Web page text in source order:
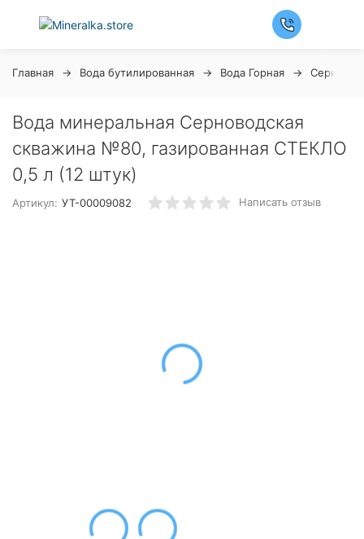
Главная Вода бутилированная Вода Горная
Вода минеральная Серноводская
скважина №80, газированная СТЕКЛО
0,5 л (12 штук)
Артикул: УТ-00009082 Написать отзыв